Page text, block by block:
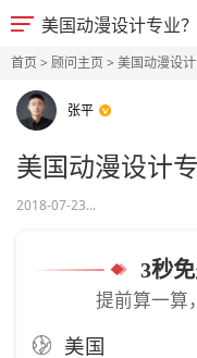
美国动漫设计专业
首页> 顾问主页> 美国动漫设
张平
美国动漫设计
2018-07-23...
3秒
提前算一算